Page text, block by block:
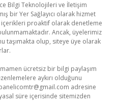
Bilgi Teknolojileri ve İletişim
bir Yer Sağlayıcı olarak hizmet
proaktif olarak denetleme
Ancak, üyelerimiz
taşımakta olup, siteye üye olarak
ücretsiz bir bilgi paylaşım
aykırı olduğunu
adresine
süre içerisinde sitemizden